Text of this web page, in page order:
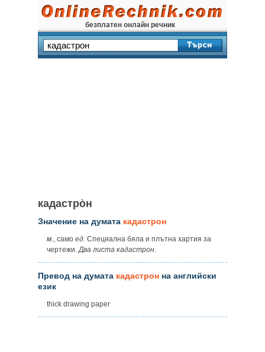
безплатен онлайн речник
кадастро̀н
Значение на думата кадастрон
м., само ед. Специална бяла и плътна хартия за
чертежи.Два листа кадастрон.
Превод на думата кадастрон на английски
език
thick drawing paper